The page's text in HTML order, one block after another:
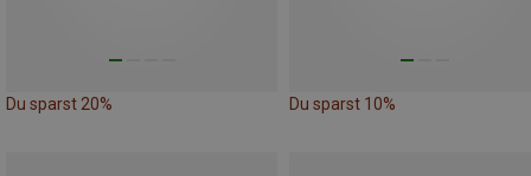
Du sparst 20% Du sparst 10%